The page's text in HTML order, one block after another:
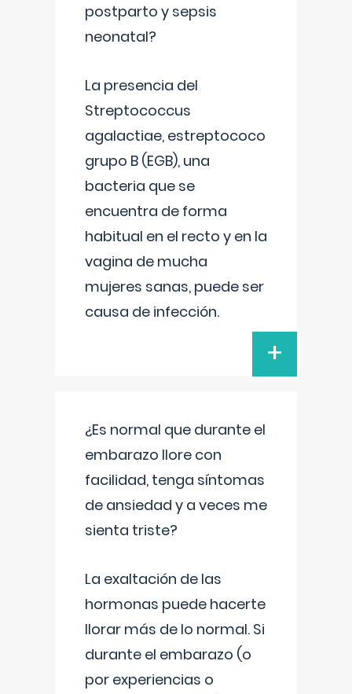
postparto y sepsis
neonatal?
La presencia del
Streptococcus
agalactiae, estreptococo
grupo B (EGB), una
bacteria que se
encuentra de forma
habitual en el recto y en la
vagina de mucha
mujeres sanas, puede ser
causa de infección.
+
¿Es normal que durante el
embarazo llore con
facilidad, tenga síntomas
de ansiedad y a veces me
sienta triste?
La exaltación de las
hormonas puede hacerte
llorar más de lo normal. Si
durante el embarazo (o
por experiencias o